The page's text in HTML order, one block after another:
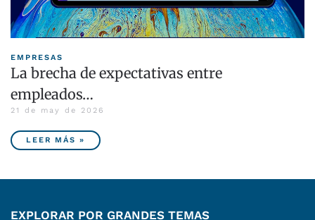
EMPRESAS
La brecha de expectativas entre
empleados…
21 de may de 2026
LEER MÁS »
EXPLORAR POR GRANDES TEMAS